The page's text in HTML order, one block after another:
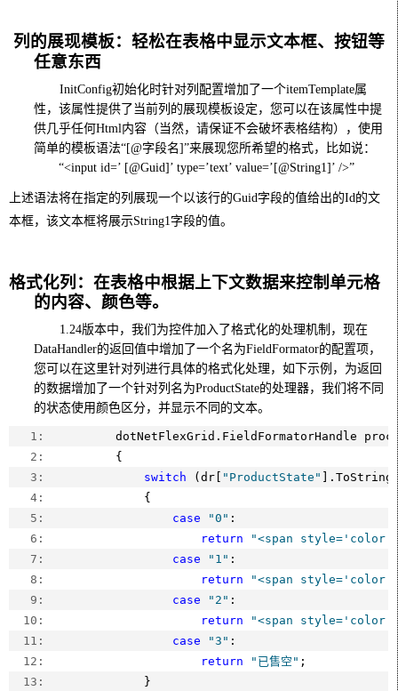
列的展现模板：轻松在表格中显示文本框、按钮等
任意东西
InitConfig初始化时针对列配置增加了一个itemTemplate属
性，该属性提供了当前列的展现模板设定，您可以在该属性中提
供几乎任何Html内容（当然，请保证不会破坏表格结构），使用
简单的模板语法“[@字段名]”来展现您所希望的格式，比如说：
“<input id=’ [@Guid]’ type=’text’ value=’[@String1]’ />”
上述语法将在指定的列展现一个以该行的Guid字段的值给出的Id的文
本框，该文本框将展示String1字段的值。
格式化列：在表格中根据上下文数据来控制单元格
的内容、颜色等。
1.24版本中，我们为控件加入了格式化的处理机制，现在
DataHandler的返回值中增加了一个名为FieldFormator的配置项，
您可以在这里针对列进行具体的格式化处理，如下示例，为返回
的数据增加了一个针对列名为ProductState的处理器，我们将不同
的状态使用颜色区分，并显示不同的文本。
   1:
dotNetFlexGrid.FieldFormatorHandle
   2:
        {
   3:
switch (dr[ "ProductState"
   4:
            {
   5:
case "0" :
   6:
return
"<span
   7:
case "1" :
   8:
return
"<span
   9:
case "2" :
  10:
return
"<span
  11:
case "3" :
  12:
return "已售空" ;
  13:
            }